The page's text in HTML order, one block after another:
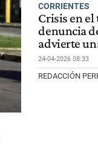
CORRIENTES
Crisis en el
denuncia
advierte
24-04-2026 08:33
REDACCIÓN